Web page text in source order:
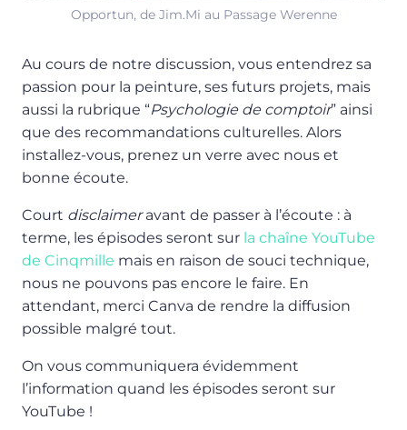
Opportun, de Jim.Mi au Passage Werenne
Au cours de notre discussion, vous entendrez sa
passion pour la peinture, ses futurs projets, mais
aussi la rubrique “Psychologie de comptoir” ainsi
que des recommandations culturelles. Alors
installez-vous, prenez un verre avec nous et
bonne écoute.
Court disclaimeravant de passer à l’écoute : à
terme, les épisodes seront sur la chaîne YouTube
de Cinqmille mais en raison de souci technique,
nous ne pouvons pas encore le faire. En
attendant, merci Canva de rendre la diffusion
possible malgré tout.
On vous communiquera évidemment
l’information quand les épisodes seront sur
YouTube !